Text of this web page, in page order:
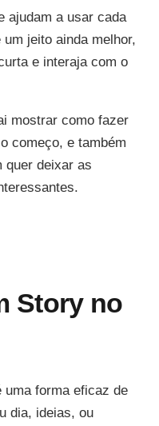
ajudam a usar cada
jeito ainda melhor,
e interaja com o
mostrar como fazer
começo, e também
quer deixar as
Story no
forma eficaz de
dia, ideias, ou